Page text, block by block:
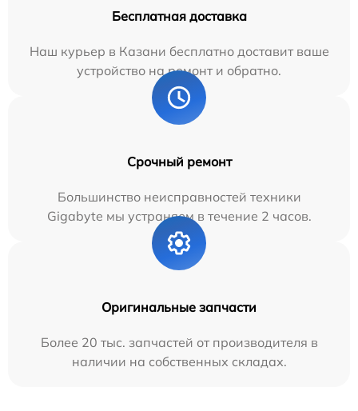
Бесплатная доставка
Наш курьер в Казани бесплатно доставит ваше
устройство на ремонт и обратно.
Срочный ремонт
Большинство неисправностей техники
Gigabyte мы устраняем в течение 2 часов.
Оригинальные запчасти
Более 20 тыс. запчастей от производителя в
наличии на собственных складах.